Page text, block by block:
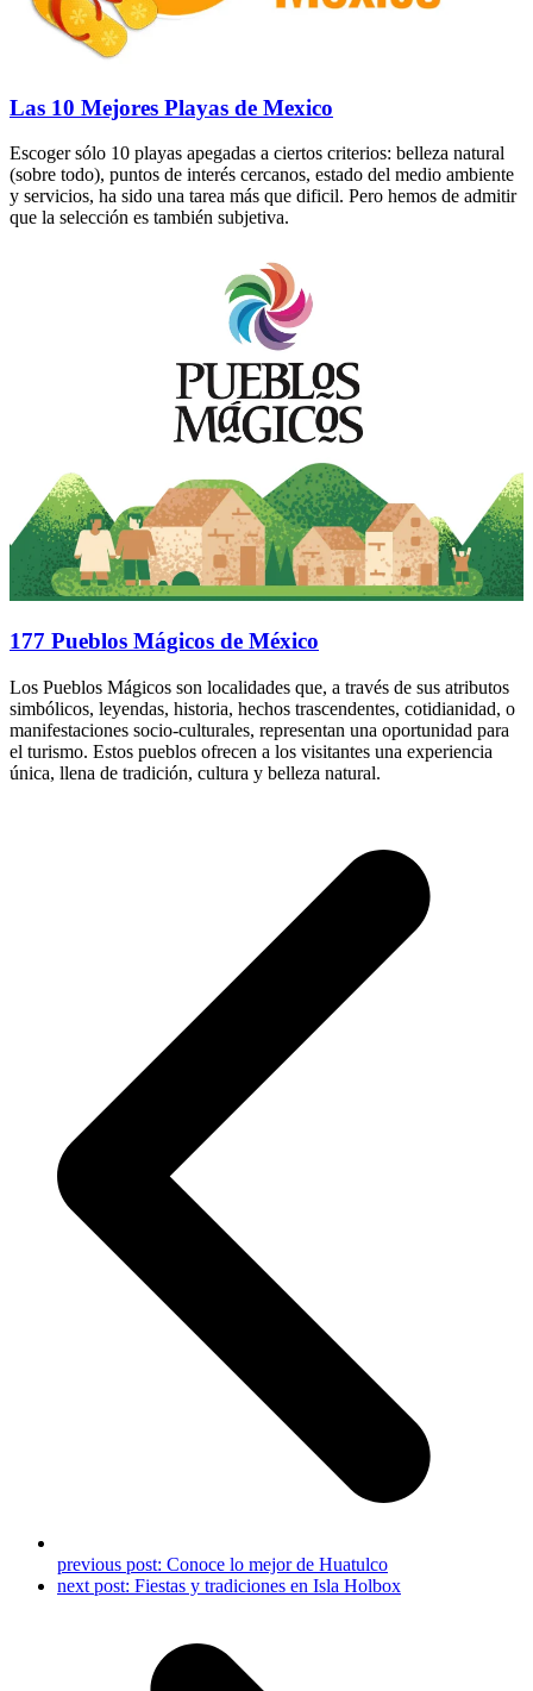
Las 10 Mejores Playas de Mexico
Escoger sólo 10 playas apegadas a ciertos criterios: belleza natural
(sobre todo), puntos de interés cercanos, estado del medio ambiente
y servicios, ha sido una tarea más que dificil. Pero hemos de admitir
que la selección es también subjetiva.
177 Pueblos Mágicos de México
Los Pueblos Mágicos son localidades que, a través de sus atributos
simbólicos, leyendas, historia, hechos trascendentes, cotidianidad, o
manifestaciones socio-culturales, representan una oportunidad para
el turismo. Estos pueblos ofrecen a los visitantes una experiencia
única, llena de tradición, cultura y belleza natural.
previous post: Conoce lo mejor de Huatulco
next post: Fiestas y tradiciones en Isla Holbox